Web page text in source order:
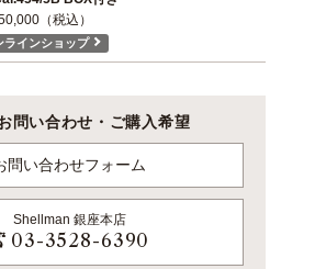
（税込）
ラインショップ
問い合わせ・ご購入希望
問い合わせフォーム
Shellman 銀座本店
03-3528-6390